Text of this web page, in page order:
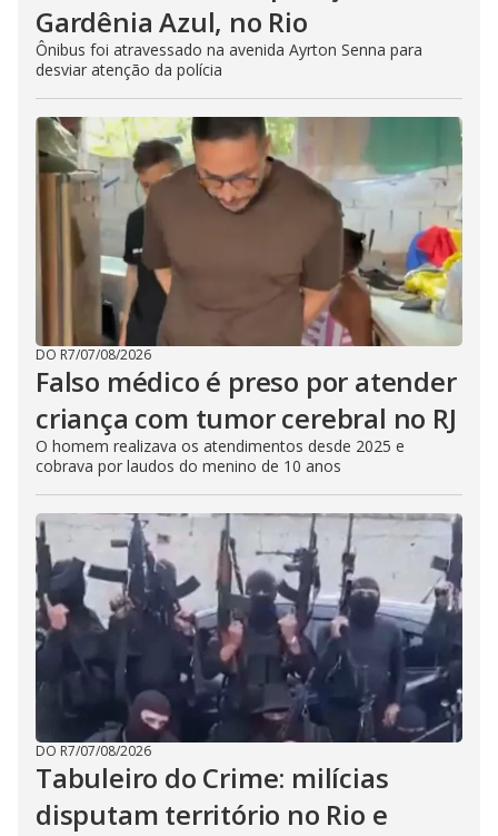
Gardênia Azul, no Rio
Ônibus foi atravessado na avenida Ayrton Senna para
desviar atenção da polícia
DO R7/07/08/2026
Falso médico é preso por atender
criança com tumor cerebral no RJ
O homem realizava os atendimentos desde 2025 e
cobrava por laudos do menino de 10 anos
DO R7/07/08/2026
Tabuleiro do Crime: milícias
disputam território no Rio e